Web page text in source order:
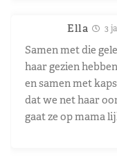
Ella 3
Samen met die
haar gezien
en samen met
dat we net haar
gaat ze op mama